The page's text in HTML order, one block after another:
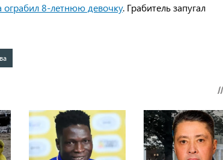
ограбил 8-летнюю девочку. Грабитель запугал